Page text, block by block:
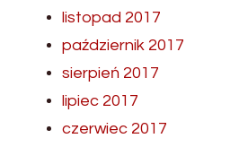
listopad 2017
październik 2017
sierpień 2017
lipiec 2017
czerwiec 2017